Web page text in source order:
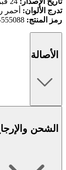
تدرج الألوان: أحمر
رمز المنتج:
الأصالة
الشحن